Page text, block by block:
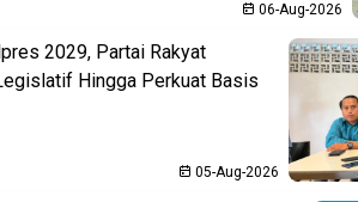
06-Aug-2026
2029, Partai Rakyat
Hingga Perkuat Basis
05-Aug-2026